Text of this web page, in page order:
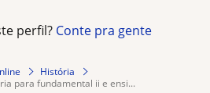
perfil? Conte pra gente
História
para fundamental ii e ensi...